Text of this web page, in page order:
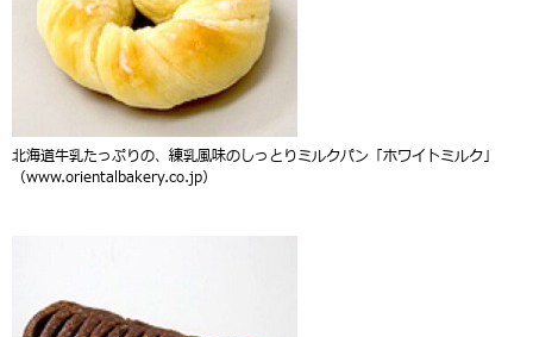
北海道牛乳たっぷりの、練乳風味のしっとりミルクパン「ホワイトミルク」
（www.orientalbakery.co.jp）